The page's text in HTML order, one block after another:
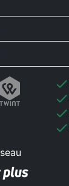
check
check
check
check